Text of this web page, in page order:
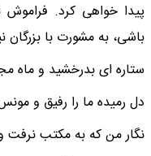
پیدا خواهی کرد.
باشی، به مشورت با بزرگان
ستاره ای بدرخشید و ماه
دل رمیده ما را رفیق و
نگار من که به مکتب